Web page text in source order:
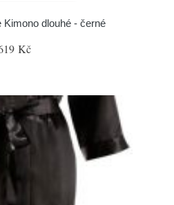
Kimono dlouhé - černé
Kč